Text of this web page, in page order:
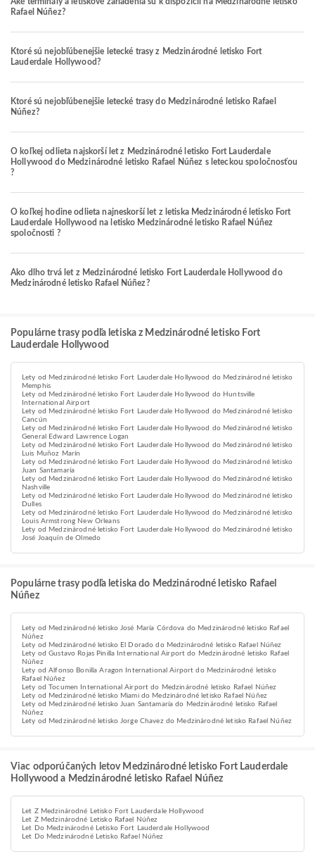
Rafael Núñez?
Ktoré sú nejobľúbenejšie letecké trasy z Medzinárodné letisko Fort
Lauderdale Hollywood?
Ktoré sú nejobľúbenejšie letecké trasy do Medzinárodné letisko Rafael
Núñez?
O koľkej odlieta najskorší let z Medzinárodné letisko Fort Lauderdale
Hollywood do Medzinárodné letisko Rafael Núñez s leteckou spoločnosťou
?
O koľkej hodine odlieta najneskorší let z letiska Medzinárodné letisko Fort
Lauderdale Hollywood na letisko Medzinárodné letisko Rafael Núñez
spoločnosti ?
Ako dlho trvá let z Medzinárodné letisko Fort Lauderdale Hollywood do
Medzinárodné letisko Rafael Núñez?
Populárne trasy podľa letiska z Medzinárodné letisko Fort
Lauderdale Hollywood
Lety od Medzinárodné letisko Fort Lauderdale Hollywood do Medzinárodné letisko
Memphis
Lety od Medzinárodné letisko Fort Lauderdale Hollywood do Huntsville
International Airport
Lety od Medzinárodné letisko Fort Lauderdale Hollywood do Medzinárodné letisko
Cancún
Lety od Medzinárodné letisko Fort Lauderdale Hollywood do Medzinárodné letisko
General Edward Lawrence Logan
Lety od Medzinárodné letisko Fort Lauderdale Hollywood do Medzinárodné letisko
Luis Muñoz Marín
Lety od Medzinárodné letisko Fort Lauderdale Hollywood do Medzinárodné letisko
Juan Santamaría
Lety od Medzinárodné letisko Fort Lauderdale Hollywood do Medzinárodné letisko
Nashville
Lety od Medzinárodné letisko Fort Lauderdale Hollywood do Medzinárodné letisko
Dulles
Lety od Medzinárodné letisko Fort Lauderdale Hollywood do Medzinárodné letisko
Louis Armstrong New Orleans
Lety od Medzinárodné letisko Fort Lauderdale Hollywood do Medzinárodné letisko
José Joaquín de Olmedo
Populárne trasy podľa letiska do Medzinárodné letisko Rafael
Núñez
Lety od Medzinárodné letisko José María Córdova do Medzinárodné letisko Rafael
Núñez
Lety od Medzinárodné letisko El Dorado do Medzinárodné letisko Rafael Núñez
Lety od Gustavo Rojas Pinilla International Airport do Medzinárodné letisko Rafael
Núñez
Lety od Alfonso Bonilla Aragon International Airport do Medzinárodné letisko
Rafael Núñez
Lety od Tocumen International Airport do Medzinárodné letisko Rafael Núñez
Lety od Medzinárodné letisko Miami do Medzinárodné letisko Rafael Núñez
Lety od Medzinárodné letisko Juan Santamaría do Medzinárodné letisko Rafael
Núñez
Lety od Medzinárodné letisko Jorge Chavez do Medzinárodné letisko Rafael Núñez
Viac odporúčaných letov Medzinárodné letisko Fort Lauderdale
Hollywood a Medzinárodné letisko Rafael Núñez
Let Z Medzinárodné Letisko Fort Lauderdale Hollywood
Let Z Medzinárodné Letisko Rafael Núñez
Let Do Medzinárodné Letisko Fort Lauderdale Hollywood
Let Do Medzinárodné Letisko Rafael Núñez